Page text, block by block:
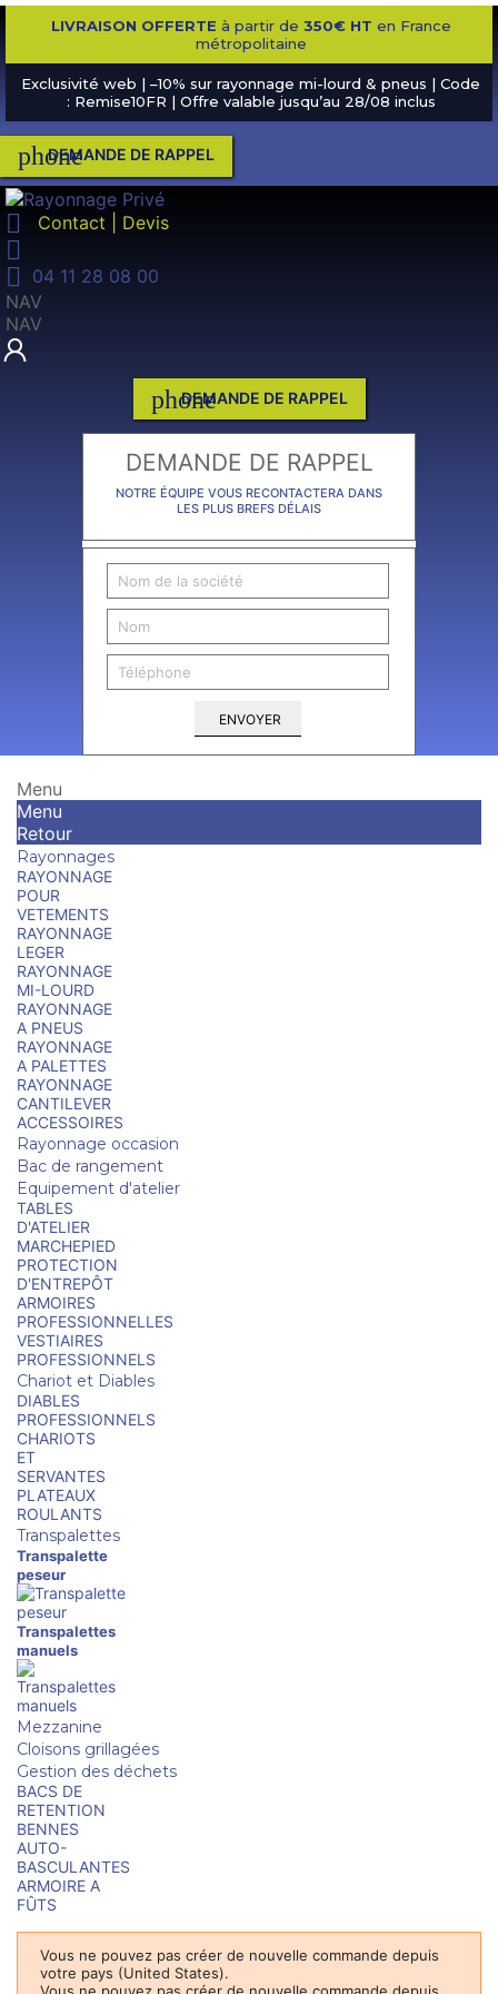
LIVRAISON OFFERTE à partir de 350€ HT en France
métropolitaine
Exclusivité web | –10% sur rayonnage mi-lourd & pneus | Code
: Remise10FR | Offre valable jusqu’au 28/08 inclus
phone
DEMANDE DE RAPPEL
 Contact | Devis


04 11 28 08 00
NAV
NAV
phone
DEMANDE DE RAPPEL
DEMANDE DE RAPPEL
NOTRE ÉQUIPE VOUS RECONTACTERA DANS
LES PLUS BREFS DÉLAIS
ENVOYER
Menu
Menu
Retour
Rayonnages
RAYONNAGE
POUR
VETEMENTS
RAYONNAGE
LEGER
RAYONNAGE
MI-LOURD
RAYONNAGE
A PNEUS
RAYONNAGE
A PALETTES
RAYONNAGE
CANTILEVER
ACCESSOIRES
Rayonnage occasion
Bac de rangement
Equipement d'atelier
TABLES
D'ATELIER
MARCHEPIED
PROTECTION
D'ENTREPÔT
ARMOIRES
PROFESSIONNELLES
VESTIAIRES
PROFESSIONNELS
Chariot et Diables
DIABLES
PROFESSIONNELS
CHARIOTS
ET
SERVANTES
PLATEAUX
ROULANTS
Transpalettes
Transpalette
peseur
Transpalettes
manuels
Mezzanine
Cloisons grillagées
Gestion des déchets
BACS DE
RETENTION
BENNES
AUTO-
BASCULANTES
ARMOIRE A
FÛTS
Vous ne pouvez pas créer de nouvelle commande depuis
votre pays (United States).